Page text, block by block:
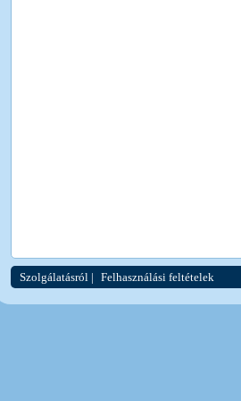
Szolgálatásról | Felhasználási feltételek